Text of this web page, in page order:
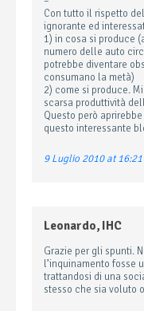
Con tutto il rispetto
ignorante ed
1) in cosa si produce
numero delle auto
potrebbe diventare
consumano la metà)
2) come si produce.
scarsa produttività
Questo però
questo interessante
9 Luglio 2010 at 16:21
Leonardo, IHC
Grazie per gli spunti.
l’inquinamento fosse
trattandosi di una
stesso che sia voluto